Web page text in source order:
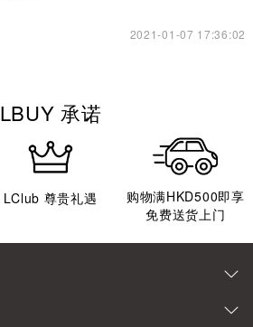
2021-01-07 17:36:02
LBUY 承诺
LClub 尊贵礼遇
购物满HKD500即享
免费送货上门